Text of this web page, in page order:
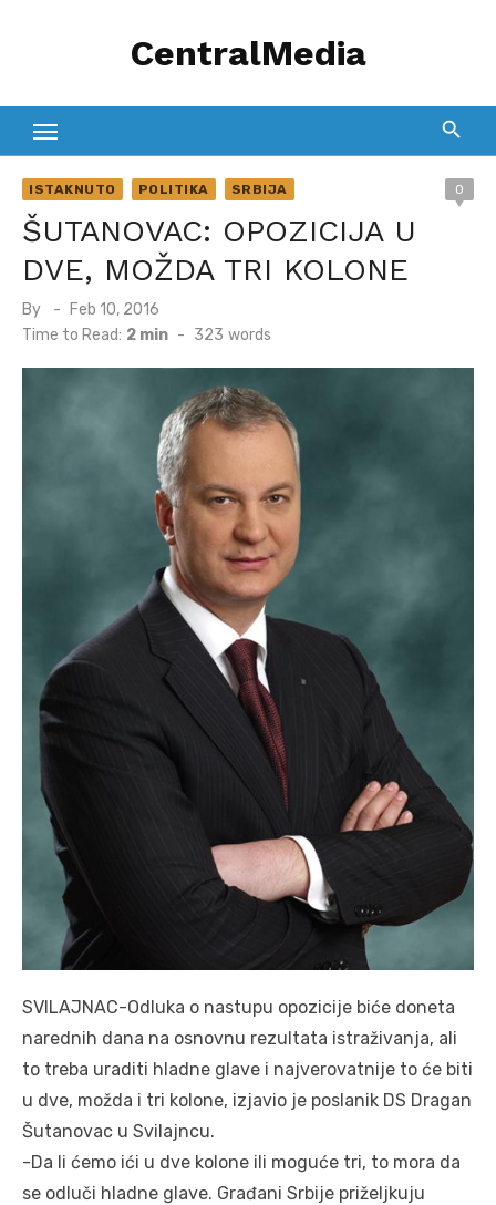
CentralMedia
ISTAKNUTO POLITIKA SRBIJA 0
ŠUTANOVAC: OPOZICIJA U
DVE, MOŽDA TRI KOLONE
By
Posted
on
Feb 10, 2016
Time to Read: 2 min - 323 words
SVILAJNAC-Odluka o nastupu opozicije biće doneta
narednih dana na osnovnu rezultata istraživanja, ali
to treba uraditi hladne glave i najverovatnije to će biti
u dve, možda i tri kolone, izjavio je poslanik DS Dragan
Šutanovac u Svilajncu.
-Da li ćemo ići u dve kolone ili moguće tri, to mora da
se odluči hladne glave. Građani Srbije priželjkuju